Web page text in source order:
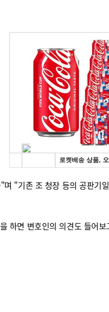
"기존 조 청장 등의 공판
하면 변호인의 의견도 들어